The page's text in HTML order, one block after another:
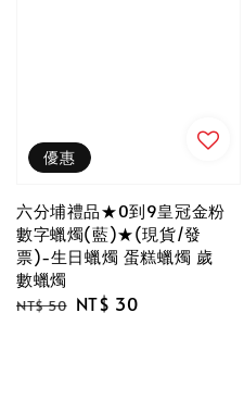
優惠
六分埔禮品★0到9皇冠金粉
數字蠟燭(藍)★(現貨/發
票)-生日蠟燭 蛋糕蠟燭 歲
數蠟燭
Regular
NT$ 50 Sale
NT$ 30